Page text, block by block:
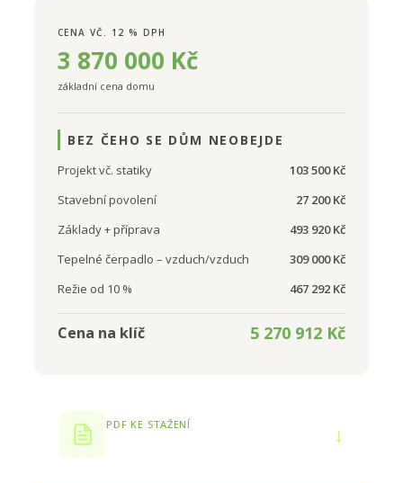
CENA VČ. 12 % DPH
3 870 000 Kč
základní cena domu
BEZ ČEHO SE DŮM NEOBEJDE
Projekt vč. statiky
103 500 Kč
Stavební povolení
27 200 Kč
Základy + příprava
493 920 Kč
Tepelné čerpadlo – vzduch/vzduch
309 000 Kč
Režie od 10 %
467 292 Kč
Cena na klíč 5 270 912 Kč
PDF KE STAŽENÍ ↓